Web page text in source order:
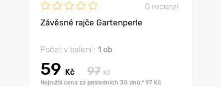
0 recenzí
Závěsné rajče Gartenperle
Počet v balení : 1 ob
59 Kč 97 Kč
Nejnižší cena za posledních 30 dnů:* 97 Kč